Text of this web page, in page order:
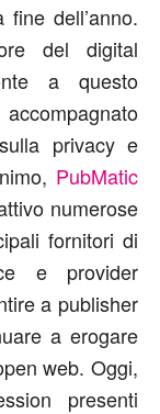
dell’anno.
del digital
a questo
privacy e
PubMatic
numerose
fornitori di
e provider
a publisher
a erogare
web. Oggi,
presenti